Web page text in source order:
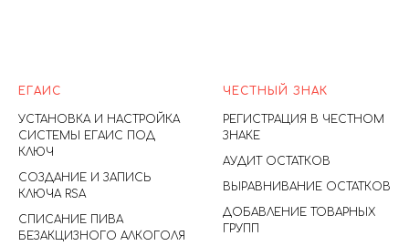
ЕГАИС
УСТАНОВКА И НАСТРОЙКА
СИСТЕМЫ ЕГАИС ПОД
КЛЮЧ
СОЗДАНИЕ И ЗАПИСЬ
КЛЮЧА RSA
СПИСАНИЕ ПИВА
БЕЗАКЦИЗНОГО АЛКОГОЛЯ
ЧЕСТНЫЙ ЗНАК
РЕГИСТРАЦИЯ В ЧЕСТНОМ
ЗНАКЕ
АУДИТ ОСТАТКОВ
ВЫРАВНИВАНИЕ ОСТАТКОВ
ДОБАВЛЕНИЕ ТОВАРНЫХ
ГРУПП